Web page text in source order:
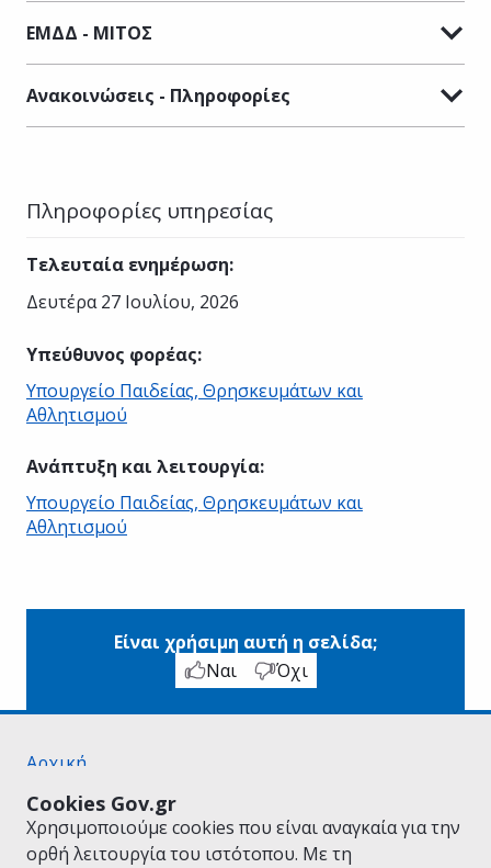
Cookies Gov.gr
Χρησιμοποιούμε cookies που είναι αναγκαία για την
ορθή λειτουργία του ιστότοπου. Με τη
ΕΜΔΔ - ΜΙΤΟΣ
Ανακοινώσεις - Πληροφορίες
Πληροφορίες υπηρεσίας
Τελευταία ενημέρωση:
Δευτέρα 27 Ιουλίου, 2026
Υπεύθυνος φορέας:
Υπουργείο Παιδείας, Θρησκευμάτων και
Αθλητισμού
Ανάπτυξη και λειτουργία:
Υπουργείο Παιδείας, Θρησκευμάτων και
Αθλητισμού
Είναι χρήσιμη αυτή η σελίδα;
Ναι
Όχι
Αρχική
Όροι Χρήσης
Πολιτική Απορρήτου